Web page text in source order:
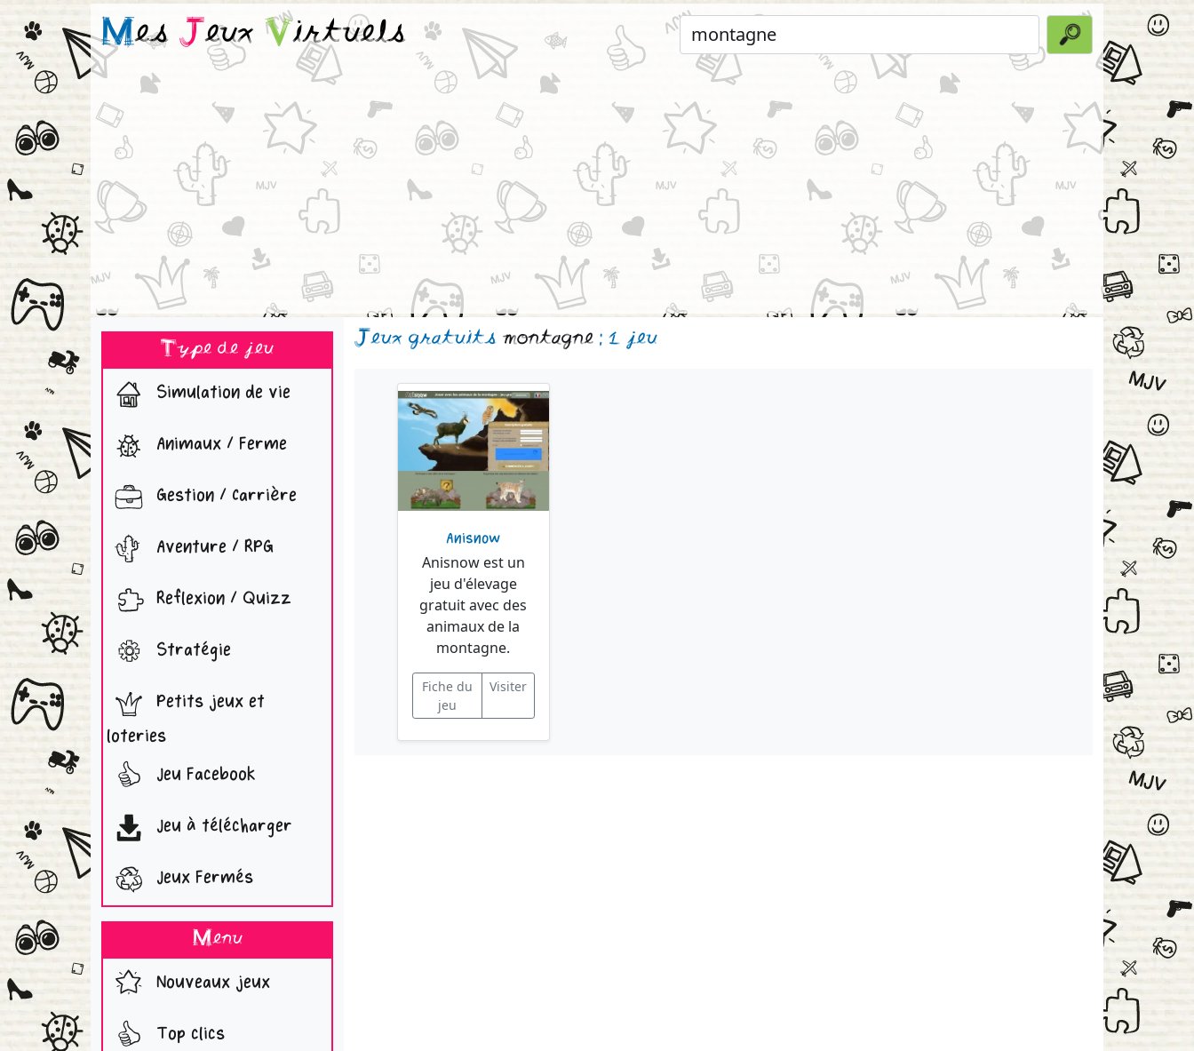
Mes Jeux Virtuels
Type de jeu
Simulation de vie
Animaux / Ferme
Gestion / Carrière
Aventure / RPG
Reflexion / Quizz
Stratégie
Petits jeux et
loteries
Jeu Facebook
Jeu à télécharger
Jeux Fermés
Menu
Nouveaux jeux
Top clics
Jeux gratuits montagne : 1 jeu
Anisnow
Anisnow est un
jeu d'élevage
gratuit avec des
animaux de la
montagne.
Fiche du
jeu
Visiter